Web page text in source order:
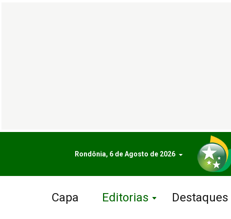
Rondônia, 6 de Agosto de 2026
Capa Editorias Destaques